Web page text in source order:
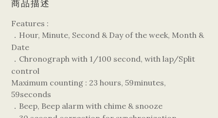
商品描述
Features :
． Hour, Minute, Second & Day of the week, Month &
Date
． Chronograph with 1/100 second, with lap/Split
control
Maximum counting : 23 hours, 59minutes,
59seconds
． Beep, Beep alarm with chime & snooze